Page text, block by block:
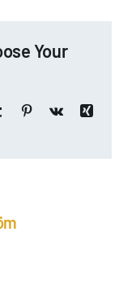
Your
Tumblr Pinterest
Vk
Xing